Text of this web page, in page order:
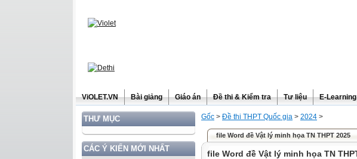
ViOLET.VN Bài giảng Giáo án Đề thi & Kiểm tra Tư liệu E-Learning
THƯ MỤC
CÁC Ý KIẾN MỚI NHẤT
Gốc > Đề thi THPT Quốc gia > 2024 >
file Word đề Vật lý minh họa TN THPT 2025
file Word đề Vật lý minh họa TN